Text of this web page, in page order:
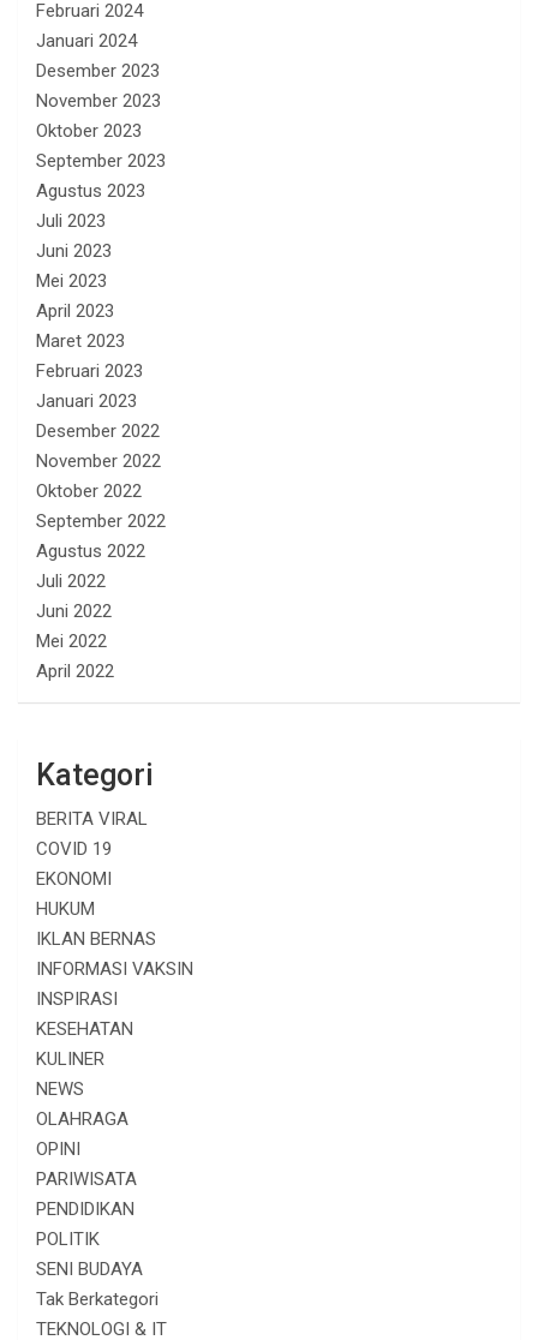
Februari 2024
Januari 2024
Desember 2023
November 2023
Oktober 2023
September 2023
Agustus 2023
Juli 2023
Juni 2023
Mei 2023
April 2023
Maret 2023
Februari 2023
Januari 2023
Desember 2022
November 2022
Oktober 2022
September 2022
Agustus 2022
Juli 2022
Juni 2022
Mei 2022
April 2022
Kategori
BERITA VIRAL
COVID 19
EKONOMI
HUKUM
IKLAN BERNAS
INFORMASI VAKSIN
INSPIRASI
KESEHATAN
KULINER
NEWS
OLAHRAGA
OPINI
PARIWISATA
PENDIDIKAN
POLITIK
SENI BUDAYA
Tak Berkategori
TEKNOLOGI & IT